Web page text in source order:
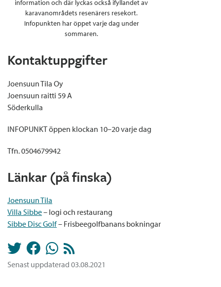
information och där lyckas också ifyllandet av
karavanområdets resenärers resekort.
Infopunkten har öppet varje dag under
sommaren.
Kontaktuppgifter
Joensuun Tila Oy
Joensuun raitti 59 A
Söderkulla
INFOPUNKT öppen klockan 10–20 varje dag
Tfn. 0504679942
Länkar (på finska)
Joensuun Tila
Villa Sibbe– logi och restaurang
Sibbe Disc Golf– Frisbeegolfbanans bokningar
Senast uppdaterad 03.08.2021